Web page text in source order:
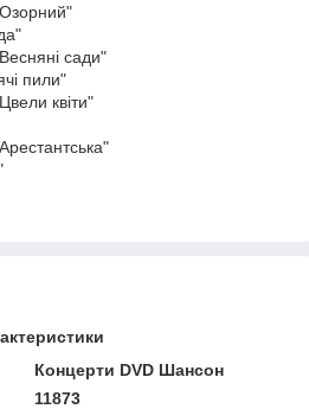
сади"
пили"
квіти"
Концерти DVD Шансон
11873